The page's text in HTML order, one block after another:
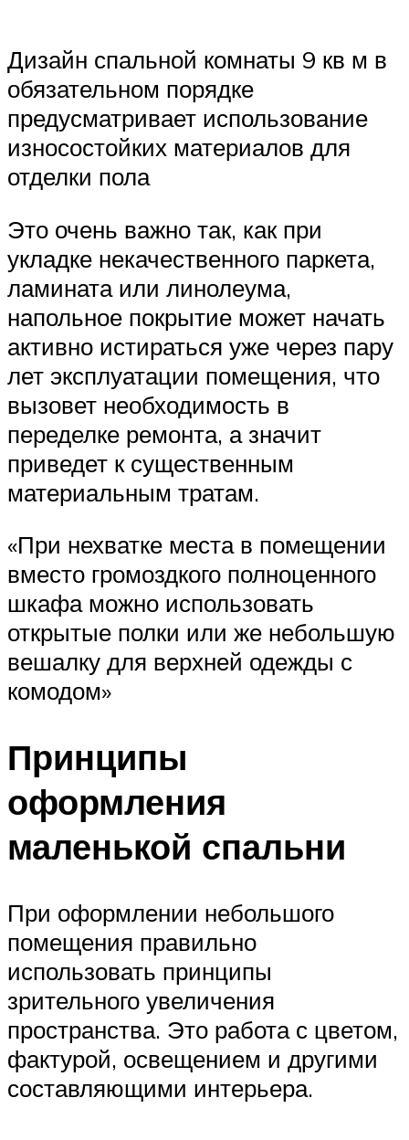
Дизайн спальной комнаты 9 кв м в
обязательном порядке
предусматривает использование
износостойких материалов для
отделки пола
Это очень важно так, как при
укладке некачественного паркета,
ламината или линолеума,
напольное покрытие может начать
активно истираться уже через пару
лет эксплуатации помещения, что
вызовет необходимость в
переделке ремонта, а значит
приведет к существенным
материальным тратам.
«При нехватке места в помещении
вместо громоздкого полноценного
шкафа можно использовать
открытые полки или же небольшую
вешалку для верхней одежды с
комодом»
Принципы
оформления
маленькой спальни
При оформлении небольшого
помещения правильно
использовать принципы
зрительного увеличения
пространства. Это работа с цветом,
фактурой, освещением и другими
составляющими интерьера.